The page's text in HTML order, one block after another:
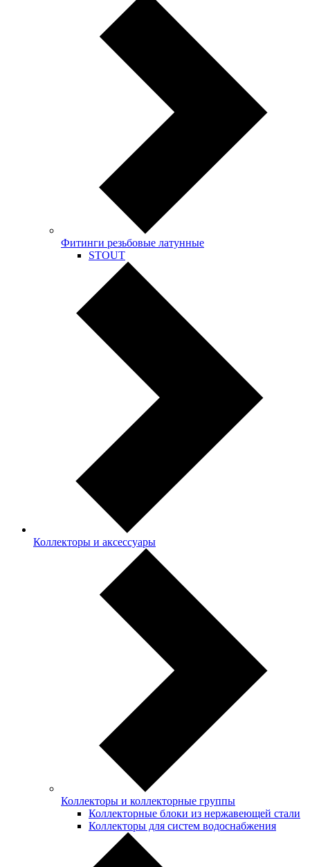
Фитинги резьбовые латунные
STOUT
Коллекторы и аксессуары
Коллекторы и коллекторные группы
Коллекторные блоки из нержавеющей стали
Коллекторы для систем водоснабжения